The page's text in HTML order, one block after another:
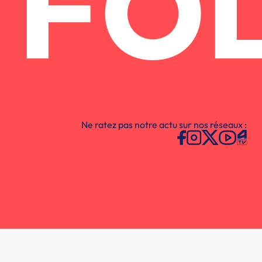
Ne ratez pas notre actu sur nos réseaux :